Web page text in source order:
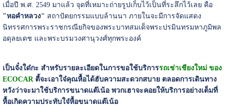
เมื่อปี พ.ศ. 2549 มาแล้ว จุดที่เหมาะถ่ายรูปเก็บไว้เป็นที่ระลึกไว้เลย คือ
"หอคำหลวง" สถาปัตยกรรมแบบล้านนา ภายในจะมีการจัดแสดง
นิทรรศการพระราชกรณียกิจของพระบาทสมเด็จพระปรมินทรมหาภูมิพล
อดุลยเดช และพระบรมวงศานุวงศ์ทุกพระองค์
เป็นจั๋งใด๋กะ สำหรับรายละเอียดในการขอใช้บริการรถเช่าเชียงใหม่ ของ
ECOCAR ตี้จะเอาใจ๋คุณหื้อได้ฮับความสะดวกสบาย ตลอดการเดินทาง
หวังว่าจะมาใช้บริการขนาดแต๊เน้อ พวกเฮาจะคอยให้บริการอย่างเต็มที่
หื้อเกิดความประทับใจ๋หื้อขนาดแต๊เน้อ